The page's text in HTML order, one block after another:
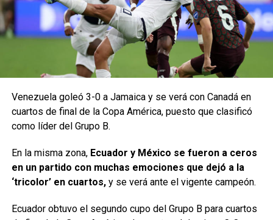
Venezuela goleó 3-0 a Jamaica y se verá con Canadá en
cuartos de final de la Copa América, puesto que clasificó
como líder del Grupo B.
En la misma zona, Ecuador y México se fueron a ceros
en un partido con muchas emociones que dejó a la
‘tricolor’ en cuartos, y se verá ante el vigente campeón.
Ecuador obtuvo el segundo cupo del Grupo B para cuartos